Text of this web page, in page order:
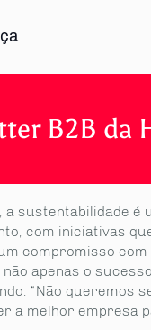
B2B da
a sustentabilidade é
com iniciativas
compromisso
apenas o
“Não queremos
a melhor empresa